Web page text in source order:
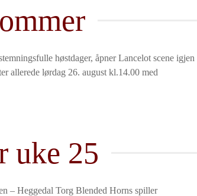
høstdager, åpner Lancelot scene igjen
allerede lørdag 26. august kl.14.00 med
uke 25
– Heggedal Torg Blended Horns spiller